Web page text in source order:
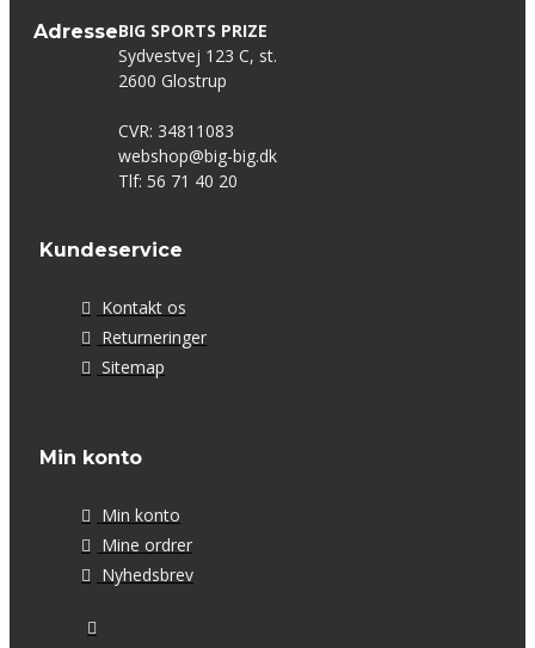
AdresseBIG SPORTS PRIZE
Sydvestvej 123 C, st.
2600 Glostrup
CVR: 34811083
webshop@big-big.dk
Tlf: 56 71 40 20
Kundeservice
Kontakt os
Returneringer
Sitemap
Min konto
Min konto
Mine ordrer
Nyhedsbrev